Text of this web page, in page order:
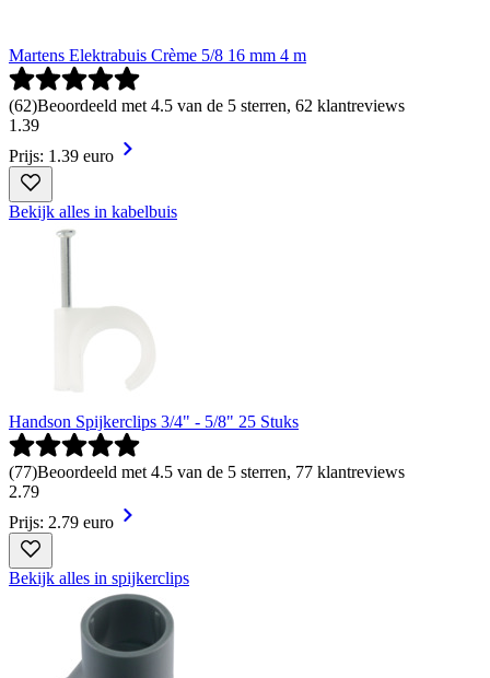
Martens Elektrabuis Crème 5/8 16 mm 4 m
(62)Beoordeeld met 4.5 van de 5 sterren, 62 klantreviews
1 .39
Prijs: 1.39 euro
Bekijk alles in kabelbuis
Handson Spijkerclips 3/4" - 5/8" 25 Stuks
(77)Beoordeeld met 4.5 van de 5 sterren, 77 klantreviews
2.79
Prijs: 2.79 euro
Bekijk alles in spijkerclips